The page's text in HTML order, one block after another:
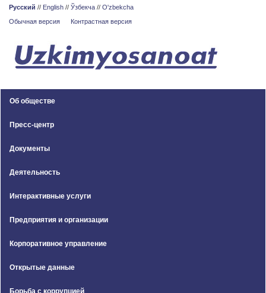
Русский // English // Ўзбекча // O'zbekcha
Обычная версия
Контрастная версия
Об обществе
Пресс-центр
Документы
Деятельность
Интерактивные услуги
Предприятия и организации
Корпоративное управление
Открытые данные
Борьба с коррупцией